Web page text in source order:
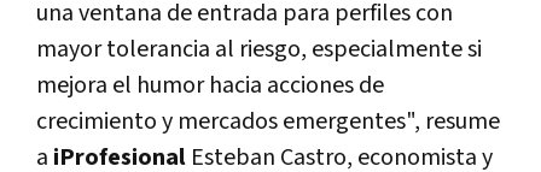
una ventana de entrada para perfiles con
mayor tolerancia al riesgo, especialmente si
mejora el humor hacia acciones de
crecimiento y mercados emergentes", resume
a iProfesional Esteban Castro, economista y